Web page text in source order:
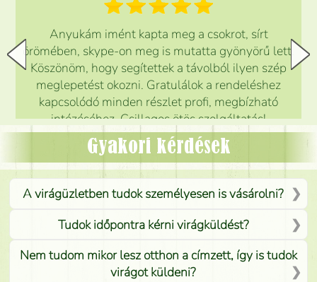
Anyukám imént kapta meg a csokrot, sírt
örömében, skype-on meg is mutatta gyönyörű lett.
Köszönöm, hogy segítettek a távolból ilyen szép
meglepetést okozni. Gratulálok a rendeléshez
kapcsolódó minden részlet profi, megbízható
intézéséhez. Csillagos ötös szolgáltatás!
Mónika
Gyakori kérdések
A virágüzletben tudok személyesen is vásárolni?
Tudok időpontra kérni virágküldést?
Nem tudom mikor lesz otthon a címzett, így is tudok
virágot küldeni?